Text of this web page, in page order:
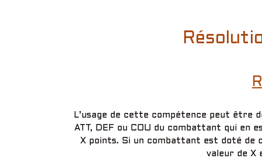
L’usage de cette compétence peut être
ATT, DEF ou COU du combattant qui
X points. Si un combattant est doté de
valeur de X